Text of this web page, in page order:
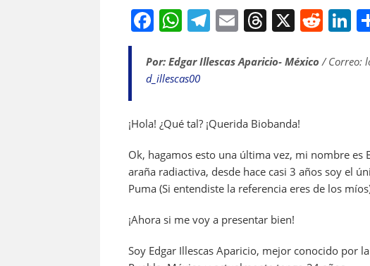
F
c
e
o
o
k
W
at
s
p
p
T
e
m
E
ai
T
re
s
X R
d
Li
k
Por: Edgar Illescas Aparicio- México / Correo:
d_illescas00
¡Hola! ¿Qué tal? ¡Querida Biobanda!
Ok, hagamos esto una última vez, mi nombre
araña radiactiva, desde hace casi 3 años soy el
Puma (Si entendiste la referencia eres de los
¡Ahora si me voy a presentar bien!
Soy Edgar Illescas Aparicio, mejor conocido por